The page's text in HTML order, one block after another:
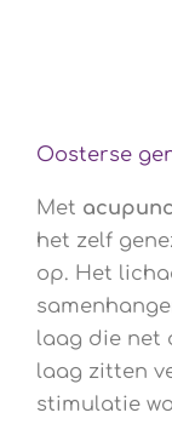
Oosterse
Met
het zelf
op. Het
laag die net
laag zitten
stimulatie